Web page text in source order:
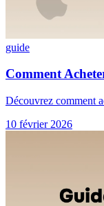
guide
Comment
Découvrez comment
10 février 2026